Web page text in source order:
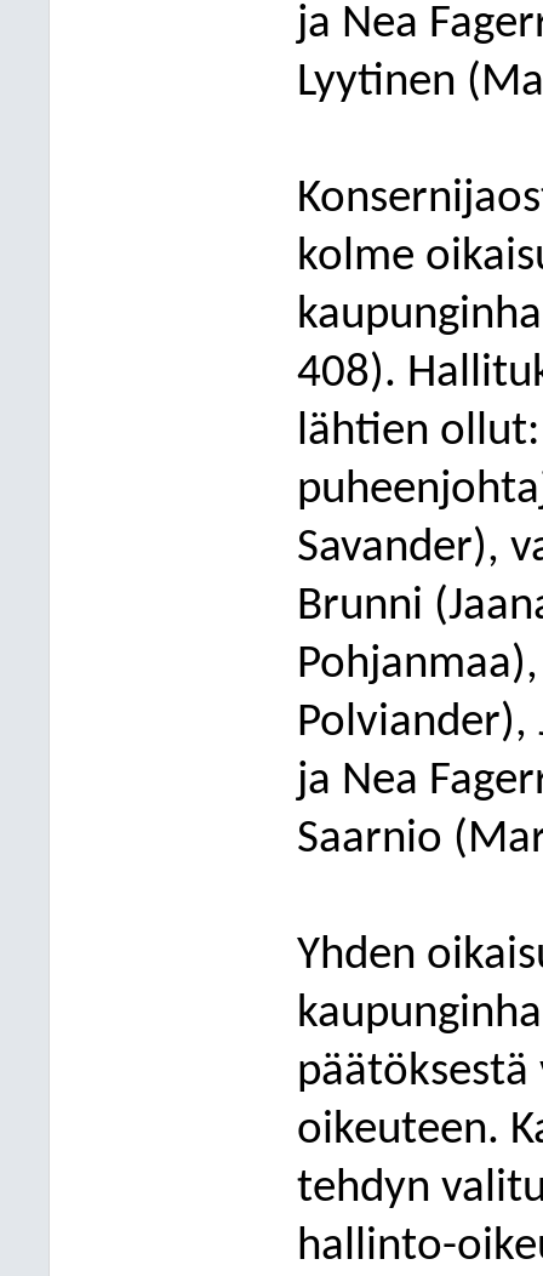
ja Nea
Lyytinen
kolme
408).
lähtien ollut:
Savander),
Brunni
Polviander),
ja Nea Fag
Saarnio
Yhden
oikeuteen.
tehdyn
hallinto-